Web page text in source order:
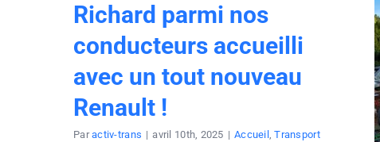
Richard parmi nos
conducteurs accueilli
avec un tout nouveau
Renault !
Paractiv-trans | avril 10th, 2025 | Accueil ,Transport